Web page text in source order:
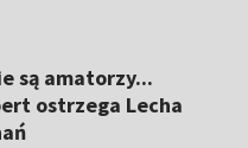
są amatorzy...
ostrzega Lecha